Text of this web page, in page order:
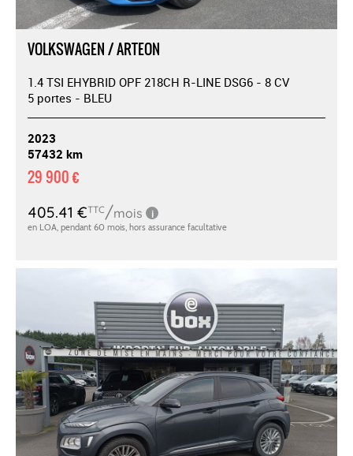
VOLKSWAGEN / ARTEON
1.4 TSI EHYBRID OPF 218CH R-LINE DSG6 - 8 CV
5 portes - BLEU
2023
57432 km
29 900 €